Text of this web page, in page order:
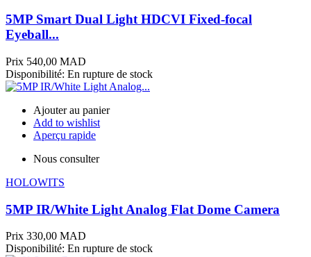
5MP Smart Dual Light HDCVI Fixed-focal
Eyeball...
Prix 540,00 MAD
Disponibilité: En rupture de stock
Ajouter au panier
Add to wishlist
Aperçu rapide
Nous consulter
HOLOWITS
5MP IR/White Light Analog Flat Dome Camera
Prix 330,00 MAD
Disponibilité: En rupture de stock